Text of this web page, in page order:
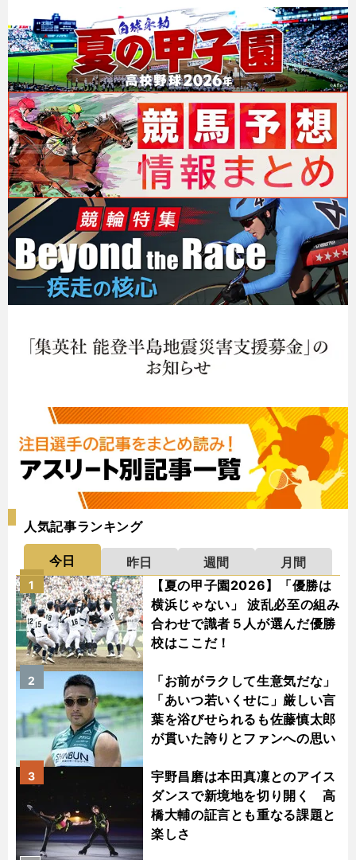
人気記事ランキング
今日 昨日 週間
月間
【夏の甲子園2026】「優勝は
横浜じゃない」 波乱必至の組み
合わせで識者５人が選んだ優勝
校はここだ！
1
「お前がラクして生意気だな」
「あいつ若いくせに」厳しい言
葉を浴びせられるも佐藤慎太郎
が貫いた誇りとファンへの思い
2
宇野昌磨は本田真凜とのアイス
ダンスで新境地を切り開く 高
橋大輔の証言とも重なる課題と
楽しさ
3